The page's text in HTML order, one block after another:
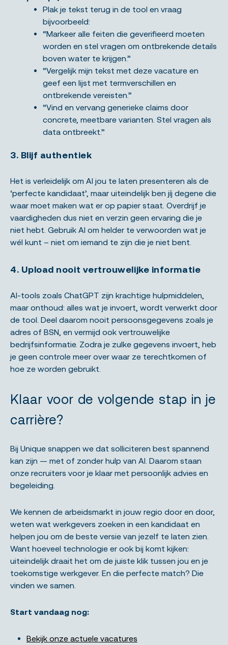
Plak je tekst terug in de tool en vraag
bijvoorbeeld:
“Markeer alle feiten die geverifieerd moeten
worden en stel vragen om ontbrekende details
boven water te krijgen.”
“Vergelijk mijn tekst met deze vacature en
geef een lijst met termverschillen en
ontbrekende vereisten.”
“Vind en vervang generieke claims door
concrete, meetbare varianten. Stel vragen als
data ontbreekt.”
3. Blijf authentiek
Het is verleidelijk om AI jou te laten presenteren als de
‘perfecte kandidaat’, maar uiteindelijk ben jíj degene die
waar moet maken wat er op papier staat. Overdrijf je
vaardigheden dus niet en verzin geen ervaring die je
niet hebt. Gebruik AI om helder te verwoorden wat je
wél kunt – niet om iemand te zijn die je niet bent.
4. Upload nooit vertrouwelijke informatie
AI-tools zoals ChatGPT zijn krachtige hulpmiddelen,
maar onthoud: alles wat je invoert, wordt verwerkt door
de tool. Deel daarom nooit persoonsgegevens zoals je
adres of BSN, en vermijd ook vertrouwelijke
bedrijfsinformatie. Zodra je zulke gegevens invoert, heb
je geen controle meer over waar ze terechtkomen of
hoe ze worden gebruikt.
Klaar voor de volgende stap in je
carrière?
Bij Unique snappen we dat solliciteren best spannend
kan zijn — met of zonder hulp van AI. Daarom staan
onze recruiters voor je klaar met persoonlijk advies en
begeleiding.
We kennen de arbeidsmarkt in jouw regio door en door,
weten wat werkgevers zoeken in een kandidaat en
helpen jou om de beste versie van jezelf te laten zien.
Want hoeveel technologie er ook bij komt kijken:
uiteindelijk draait het om de juiste klik tussen jou en je
toekomstige werkgever. En die perfecte match? Die
vinden we samen.
Start vandaag nog:
Bekijk onze actuele vacatures